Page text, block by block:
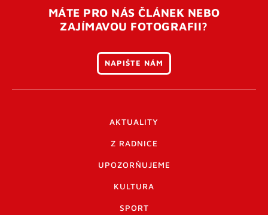
MÁTE PRO NÁS ČLÁNEK NEBO
ZAJÍMAVOU FOTOGRAFII?
NAPIŠTE NÁM
AKTUALITY
Z RADNICE
UPOZORŇUJEME
KULTURA
SPORT